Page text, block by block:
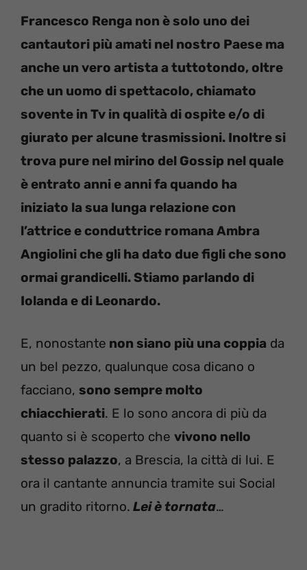
Francesco Renga non è solo uno dei
cantautori più amati nel nostro Paese ma
anche un vero artista a tuttotondo, oltre
che un uomo di spettacolo, chiamato
sovente in Tv in qualità di ospite e/o di
giurato per alcune trasmissioni. Inoltre si
trova pure nel mirino del Gossip nel quale
è entrato anni e anni fa quando ha
iniziato la sua lunga relazione con
l’attrice e conduttrice romana Ambra
Angiolini che gli ha dato due figli che sono
ormai grandicelli. Stiamo parlando di
Iolanda e di Leonardo.
E, nonostante non siano più una coppia da
un bel pezzo, qualunque cosa dicano o
facciano, sono sempre molto
chiacchierati. E lo sono ancora di più da
quanto si è scoperto che vivono nello
stesso palazzo, a Brescia, la città di lui. E
ora il cantante annuncia tramite sui Social
un gradito ritorno. Lei è tornata…